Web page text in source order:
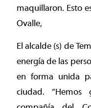
maquillaron. Esto
Ovalle,
El alcalde (s) de
energía de las
en forma unida
ciudad. “Hemos